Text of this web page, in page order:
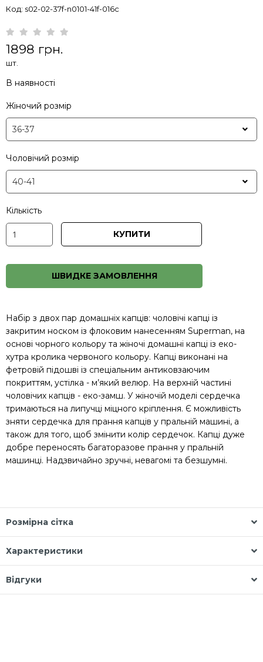
Код: s02-02-37f-n0101-41f-016c
1898 грн.
шт.
В наявності
Жіночий розмір
Чоловічий розмір
Кількість
КУПИТИ
ШВИДКЕ ЗАМОВЛЕННЯ
Набір з двох пар домашніх капців: чоловічі капці із
закритим носком із флоковим нанесенням Superman, на
основі чорного кольору та жіночі домашні капці із еко-
хутра кролика червоного кольору. Капці виконані на
фетровій підошві із спеціальним антиковзаючим
покриттям, устілка - м’який велюр. На верхній частині
чоловічих капців - еко-замш. У жіночій моделі сердечка
тримаються на липучці міцного кріплення. Є можливість
зняти сердечка для прання капців у пральній машині, а
також для того, щоб змінити колір сердечок. Капці дуже
добре переносять багаторазове прання у пральній
машинці. Надзвичайно зручні, невагомі та безшумні.
Розмірна сітка
Характеристики
Відгуки